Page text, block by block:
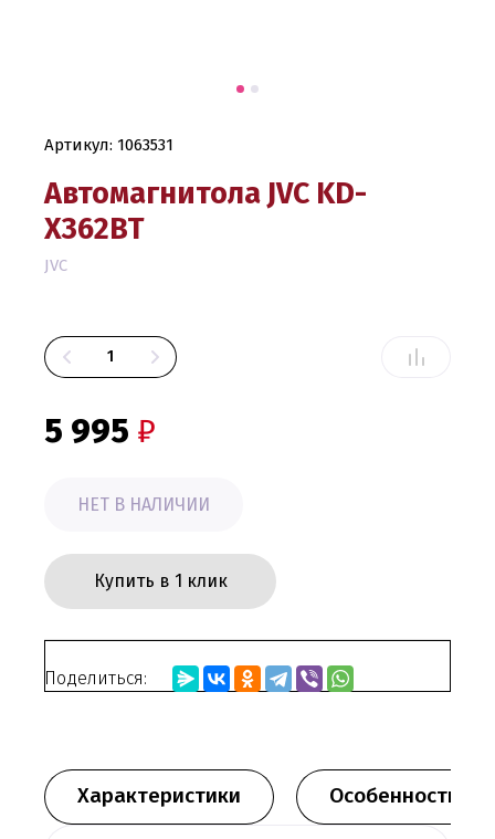
Артикул: 1063531
Автомагнитола JVC KD-
X362BT
JVC
5 995 ₽
НЕТ В НАЛИЧИИ
Купить в 1 клик
Поделиться:
Особенности
Характеристики